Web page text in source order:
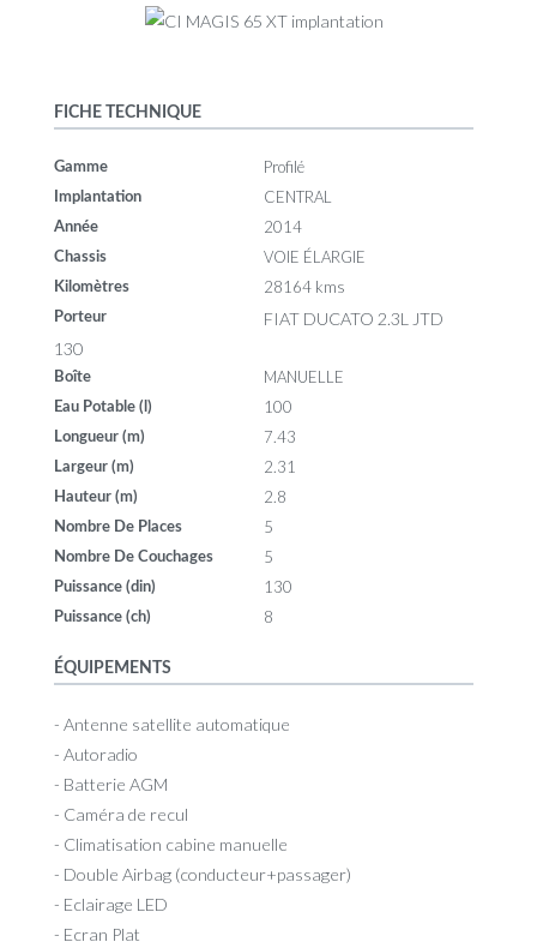
FICHE TECHNIQUE
Gamme Profilé
Implantation CENTRAL
Année 2014
Chassis VOIE ÉLARGIE
Kilomètres 28164 kms
Porteur
FIAT DUCATO 2.3L JTD
130
Boîte MANUELLE
Eau Potable (l) 100
Longueur (m) 7.43
Largeur (m) 2.31
Hauteur (m) 2.8
Nombre De Places 5
Nombre De Couchages 5
Puissance (din) 130
Puissance (ch) 8
ÉQUIPEMENTS
- Antenne satellite automatique
- Autoradio
- Batterie AGM
- Caméra de recul
- Climatisation cabine manuelle
- Double Airbag (conducteur+passager)
- Eclairage LED
- Ecran Plat